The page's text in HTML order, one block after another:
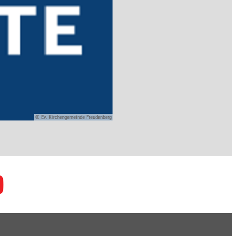
© Ev. Kirchengemeinde Freudenberg